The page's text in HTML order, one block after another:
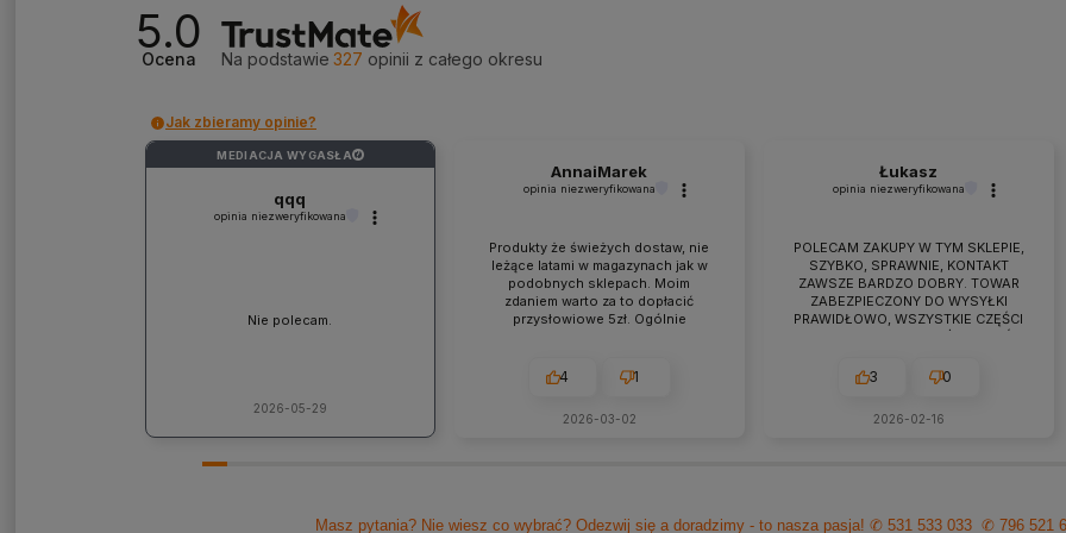
5.0
Ocena Na podstawie 327 opinii z całego okresu
Jak zbieramy opinie?
MEDIACJA WYGASŁA ?
qqq
opinia niezweryfikowana
Nie polecam.
2026-05-29
AnnaiMarek
opinia niezweryfikowana
Produkty że świeżych dostaw, nie
leżące latami w magazynach jak w
podobnych sklepach. Moim
zdaniem warto za to dopłacić
przysłowiowe 5zł. Ogólnie
jakieś problemy zawsze można
liczyć na szybką pomoc czy
Polecam z czystym sumieniem!
4 1
2026-03-02
Łukasz
opinia niezweryfikowana
POLECAM ZAKUPY W TYM SKLEPIE,
SZYBKO, SPRAWNIE, KONTAKT
ZAWSZE BARDZO DOBRY. TOWAR
ZABEZPIECZONY DO WYSYŁKI
PRAWIDŁOWO, WSZYSTKIE CZĘŚCI
BYŁY W ZESTAWIE. jEŻELI KTOŚ
WARTO TUTAJ
3 0
2026-02-16
Masz pytania? Nie wiesz co wybrać? Odezwij się a doradzimy - to nasza pasja!✆ 531 533 033 ✆ 796 521